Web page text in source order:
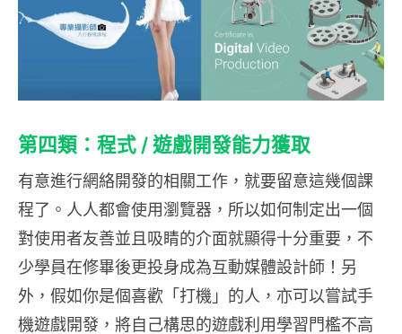
第四類：程式 / 遊戲開發能力獲取
有意進行網絡開發的相關工作，就要留意這幾個課
程了。人人都會使用瀏覽器，所以如何制定出一個
對使用者友善並且吸睛的介面就顯得十分重要，不
少學員在修畢後更投身成為互動媒體設計師！另
外，假如你是個喜歡「打機」的人，亦可以嘗試手
機遊戲開發，將自己構思的遊戲利用學習門檻不高